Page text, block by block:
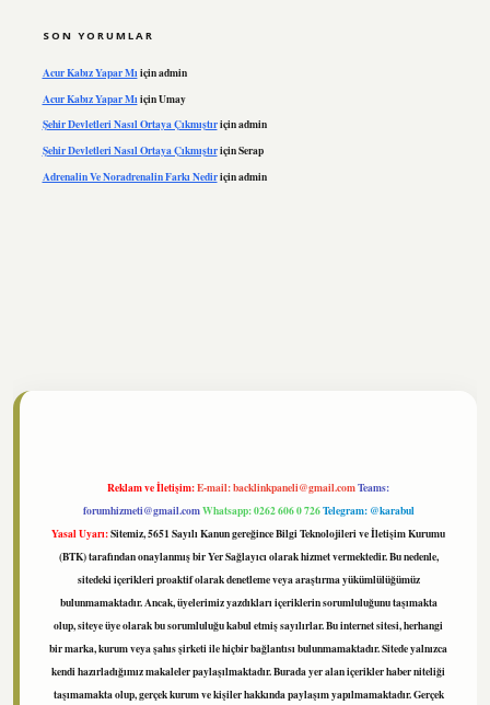
SON YORUMLAR
Acur Kabız Yapar Mıiçinadmin
Acur Kabız Yapar Mı içinUmay
Şehir Devletleri Nasıl Ortaya Çıkmıştıriçinadmin
Şehir Devletleri Nasıl Ortaya ÇıkmıştıriçinSerap
Adrenalin Ve Noradrenalin Farkı Nediriçinadmin
Reklam ve İletişim:E-mail:backlinkpaneli@gmail.comTeams:
forumhizmeti@gmail.comWhatsapp: 0262 606 0 726Telegram: @karabul
Yasal Uyarı:Sitemiz, 5651 Sayılı Kanun gereğince Bilgi Teknolojileri ve İletişim Kurumu
(BTK) tarafından onaylanmış bir Yer Sağlayıcı olarak hizmet vermektedir. Bu nedenle,
sitedeki içerikleri proaktif olarak denetleme veya araştırma yükümlülüğümüz
bulunmamaktadır. Ancak, üyelerimiz yazdıkları içeriklerin sorumluluğunu taşımakta
olup, siteye üye olarak bu sorumluluğu kabul etmiş sayılırlar. Bu internet sitesi, herhangi
bir marka, kurum veya şahıs şirketi ile hiçbir bağlantısı bulunmamaktadır. Sitede yalnızca
kendi hazırladığımız makaleler paylaşılmaktadır. Burada yer alan içerikler haber niteliği
taşımamakta olup, gerçek kurum ve kişiler hakkında paylaşım yapılmamaktadır. Gerçek